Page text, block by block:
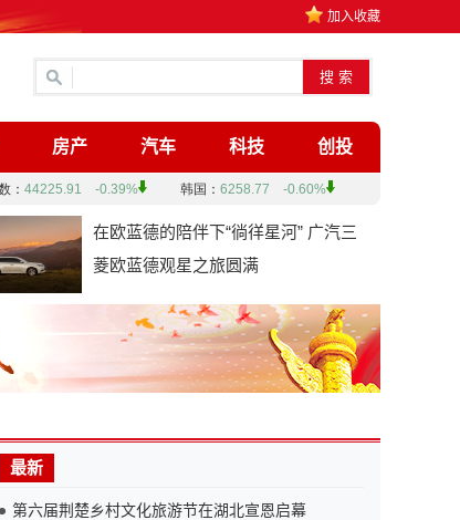
加入收藏
房产 汽车 科技 创投
在欧蓝德的陪伴下“徜徉星河” 广汽三
菱欧蓝德观星之旅圆满
最新
第六届荆楚乡村文化旅游节在湖北宣恩启幕